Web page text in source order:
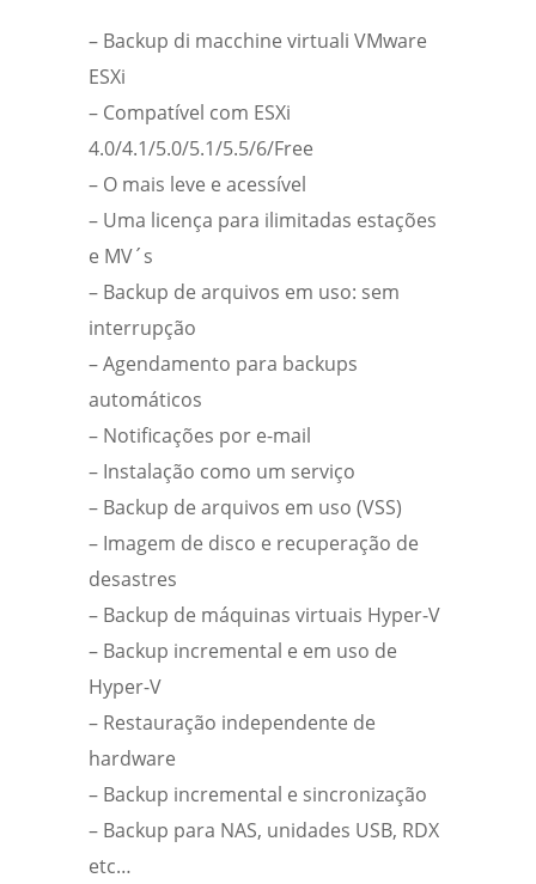
– Backup di macchine virtuali VMware
ESXi
– Compatível com ESXi
4.0/4.1/5.0/5.1/5.5/6/Free
– O mais leve e acessível
– Uma licença para ilimitadas estações
e MV´s
– Backup de arquivos em uso: sem
interrupção
– Agendamento para backups
automáticos
– Notificações por e-mail
– Instalação como um serviço
– Backup de arquivos em uso (VSS)
– Imagem de disco e recuperação de
desastres
– Backup de máquinas virtuais Hyper-V
– Backup incremental e em uso de
Hyper-V
– Restauração independente de
hardware
– Backup incremental e sincronização
– Backup para NAS, unidades USB, RDX
etc…